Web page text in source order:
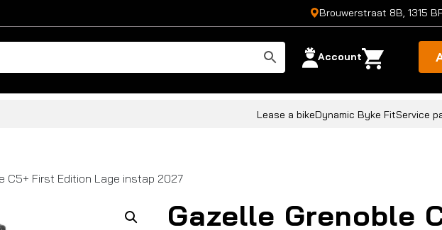
Brouwerstraat 8B, 1315
Account
Lease a bikeDynamic Byke FitService
C5+ First Edition Lage instap 2027
Gazelle Grenoble